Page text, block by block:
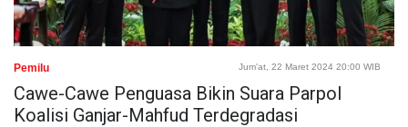
Pemilu Jum'at, 22 Maret 2024 20:00 WIB
Cawe-Cawe Penguasa Bikin Suara Parpol
Koalisi Ganjar-Mahfud Terdegradasi